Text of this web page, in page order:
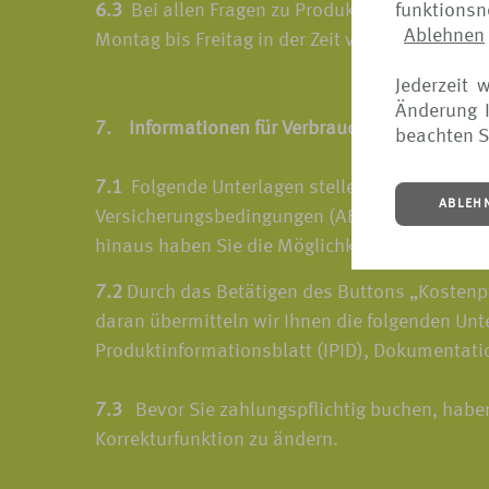
Ablehnen
Jederzeit
Änderung
beachten
6.3 Bei allen Fragen zu Produkten und
Montag bis Freitag in der Zeit von 9.00 bis
7. Informationen für Verbraucher bei
7.1 Folgende Unterlagen stellen wir Ihnen
Versicherungsbedingungen (ABV),
hinaus haben Sie die Möglichkeit, sich diese
7.2 Durch das Betätigen des Buttons
daran übermitteln wir Ihnen die folgenden
Produktinformationsblatt (IPID),
7.3 Bevor Sie zahlungspflichtig buchen,
Korrekturfunktion zu ändern.